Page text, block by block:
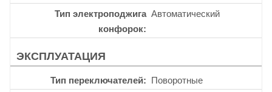
Тип электроподжига
конфорок
Автоматический
ЭКСПЛУАТАЦИЯ
Тип переключателей
Поворотные